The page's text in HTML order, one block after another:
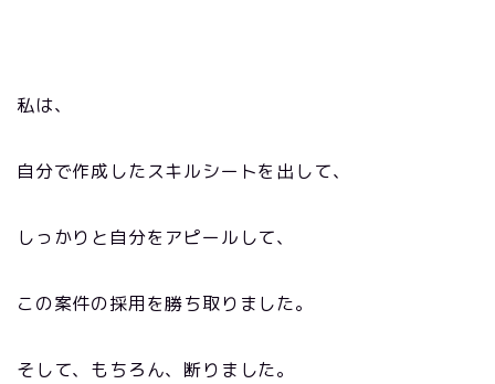
私は、
自分で作成したスキルシートを出して、
しっかりと自分をアピールして、
この案件の採用を勝ち取りました。
そして、もちろん、断りました。